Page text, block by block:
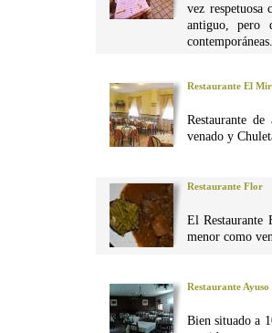
vez
antiguo, pero
contemporáneas.
Restaurante El
Restaurante
venado y
Restaurante Flor
El Restaurante
menor como
Restaurante Ayuso
Bien situado a